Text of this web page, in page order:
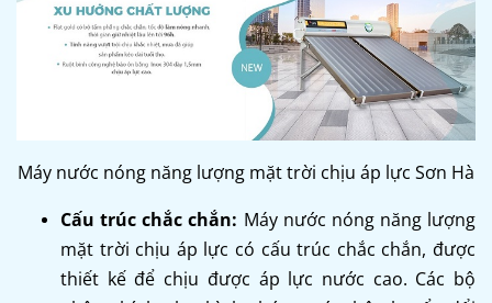
Máy nước nóng năng lượng mặt trời chịu áp lực Sơn Hà
Cấu trúc chắc chắn: Máy nước nóng năng lượng
mặt trời chịu áp lực có cấu trúc chắc chắn, được
thiết kế để chịu được áp lực nước cao. Các bộ